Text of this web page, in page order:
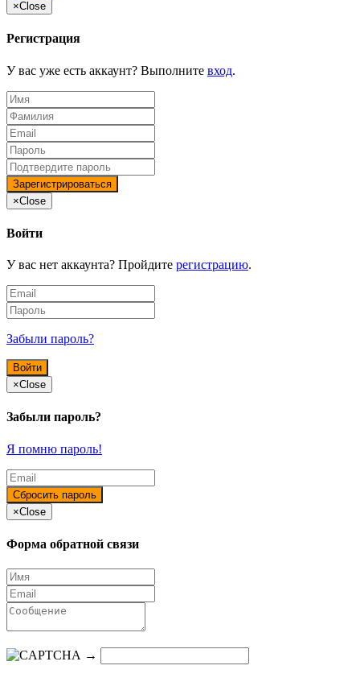
×Close
Регистрация
У вас уже есть аккаунт? Выполните вход.
×Close
Войти
У вас нет аккаунта? Пройдите регистрацию.
Забыли пароль?
×Close
Забыли пароль?
Я помню пароль!
×Close
Форма обратной связи
→